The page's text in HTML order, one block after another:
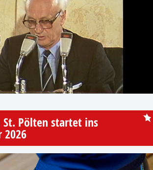
Pölten startet ins
2026